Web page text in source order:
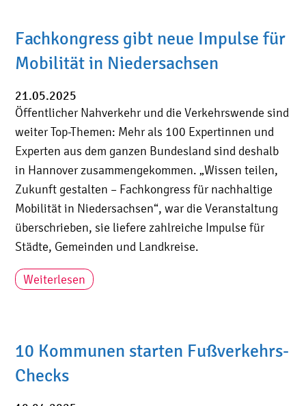
Fachkongress gibt neue Impulse für
Mobilität in Niedersachsen
21.05.2025
Öffentlicher Nahverkehr und die Verkehrswende sind
weiter Top-Themen: Mehr als 100 Expertinnen und
Experten aus dem ganzen Bundesland sind deshalb
in Hannover zusammengekommen. „Wissen teilen,
Zukunft gestalten – Fachkongress für nachhaltige
Mobilität in Niedersachsen“, war die Veranstaltung
überschrieben, sie liefere zahlreiche Impulse für
Städte, Gemeinden und Landkreise.
Weiterlesen
10 Kommunen starten Fußverkehrs-
Checks